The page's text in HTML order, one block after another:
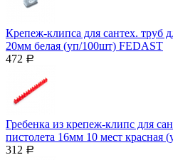
Крепеж-клипса для сантех. труб
20мм белая (уп/100шт) FEDAST
472 Р
Гребенка из крепеж-клипс для
пистолета 16мм 10 мест красная
312 Р